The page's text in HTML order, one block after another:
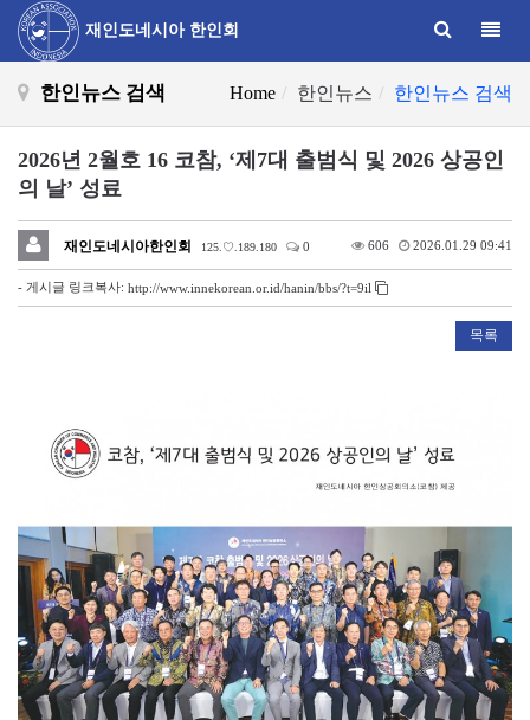
재인도네시아 한인회
한인뉴스 검색 Home 한인뉴스 한인뉴스 검색
2026년 2월호 16 코참, ‘제7대 출범식 및 2026 상공인
의 날’ 성료
재인도네시아한인회 125.♡.189.180 0 606 2026.01.29 09:41
- 게시글 링크복사: http://www.innekorean.or.id/hanin/bbs/?t=9il
목록